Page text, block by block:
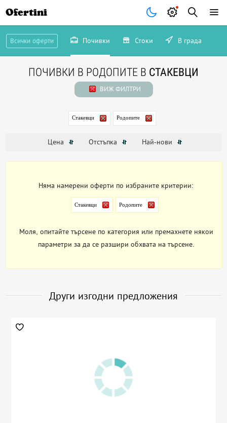
Ofertini
Всички оферти Почивки Стоки В града
ПОЧИВКИ В РОДОПИТЕ В СТАКЕВЦИ
ВИЖ ФИЛТРИ
Стакевци Родопите
Цена Отстъпка Най-нови
Няма намерени оферти по избраните критерии:
Стакевци Родопите
Моля, опитайте търсене по категория или премахнете някои
параметри за да се разшири обхвата на търсене.
Други изгодни предложения